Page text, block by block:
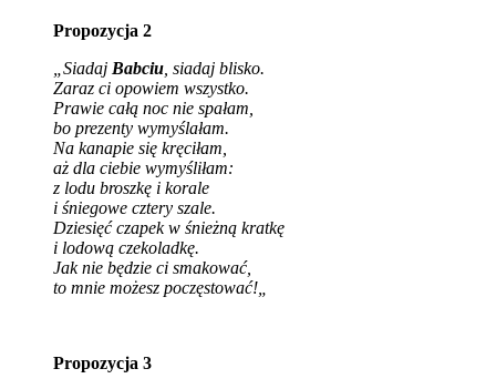
Propozycja 2
„Siadaj Babciu , siadaj blisko.
Zaraz ci opowiem wszystko.
Prawie całą noc nie spałam,
bo prezenty wymyślałam.
Na kanapie się kręciłam,
aż dla ciebie wymyśliłam:
z lodu broszkę i korale
i śniegowe cztery szale.
Dziesięć czapek w śnieżną kratkę
i lodową czekoladkę.
Jak nie będzie ci smakować,
to mnie możesz poczęstować!
Propozycja 3